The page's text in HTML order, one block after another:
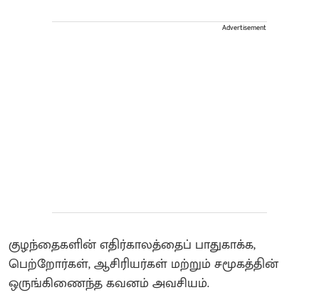
Advertisement
குழந்தைகளின் எதிர்காலத்தைப் பாதுகாக்க,
பெற்றோர்கள், ஆசிரியர்கள் மற்றும் சமூகத்தின்
ஒருங்கிணைந்த கவனம் அவசியம்.